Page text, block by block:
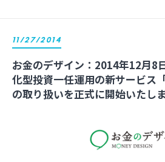
11/27/2014
お金のデザイン：2014年12月8
化型投資一任運用の新サービス
の取り扱いを正式に開始いたしま